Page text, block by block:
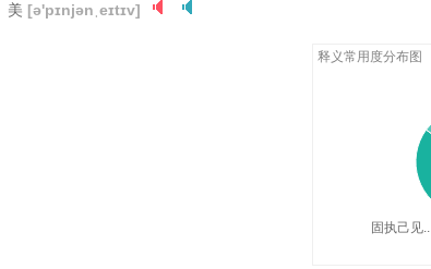
美 [ə'pɪnjənˌeɪtɪv]
释义常用度分布图
固执己见..